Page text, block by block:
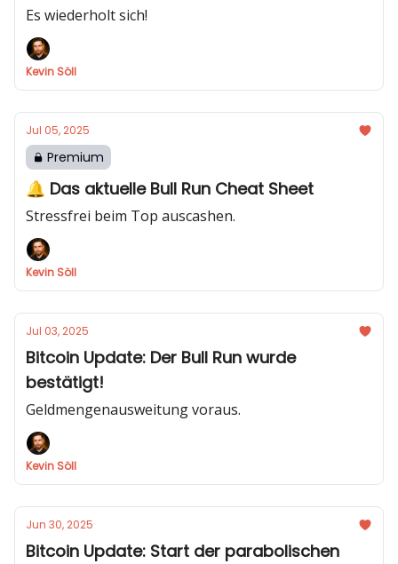
Es wiederholt sich!
Kevin Söll
Jul 05, 2025
Premium
🔔 Das aktuelle Bull Run Cheat Sheet
Stressfrei beim Top auscashen.
Kevin Söll
Jul 03, 2025
Bitcoin Update: Der Bull Run wurde
bestätigt!
Geldmengenausweitung voraus.
Kevin Söll
Jun 30, 2025
Bitcoin Update: Start der parabolischen